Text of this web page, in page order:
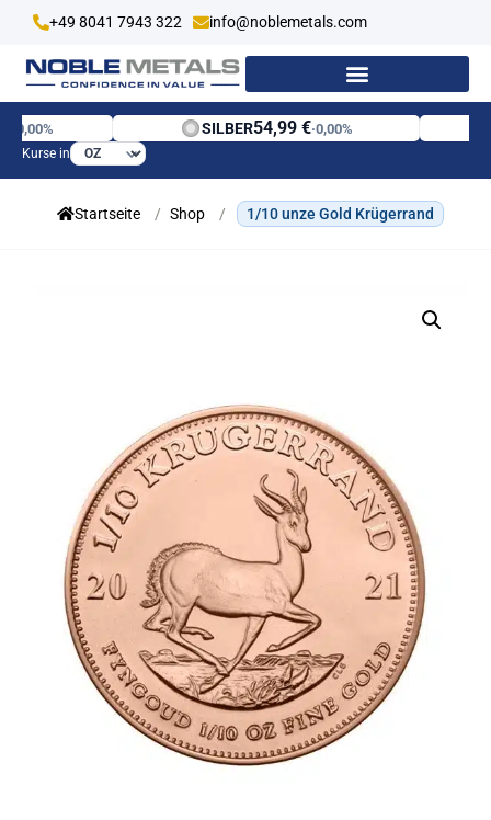
+49 8041 7943 322 info@noblemetals.com
0,00% SILBER54,99 €·0,00%
Kurse in
Startseite / Shop / 1/10 unze Gold Krügerrand